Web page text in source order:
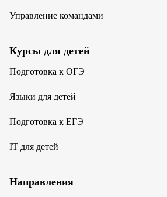
Управление командами
Курсы для детей
Подготовка к ОГЭ
Языки для детей
Подготовка к ЕГЭ
IT для детей
Направления